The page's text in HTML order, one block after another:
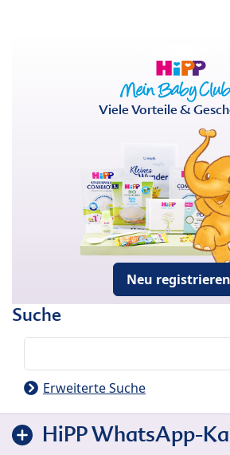
Viele Vorteile &
Neu registrieren
Suche
Erweiterte Suche
HiPP WhatsApp-